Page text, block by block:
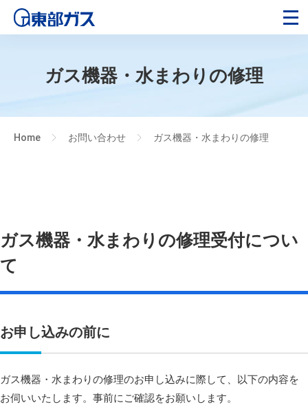
ガス機器・水まわりの修理
Home お問い合わせ ガス機器・水まわりの修理
ガス機器・水まわりの修理受付につい
て
お申し込みの前に
ガス機器・水まわりの修理のお申し込みに際して、以下の内容を
お伺いいたします。事前にご確認をお願いします。